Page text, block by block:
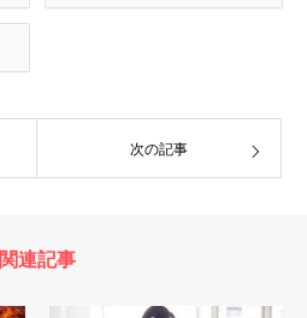
次の記事
関連記事